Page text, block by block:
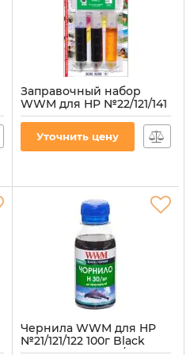
Заправочный набор
WWM для HP №22/121/141
(3 x 20 мл) 3шт x 20 мл
C/M/Y водорастворимые
(IR3.H34/C)
Уточнить цену
Чернила WWM для HP
№21/121/122 100г Black